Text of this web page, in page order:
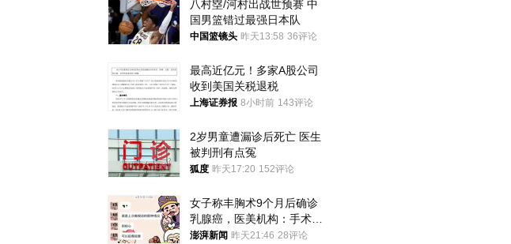
八村塁/河村出战世预赛 中
国男篮错过最强日本队
中国篮镜头 昨天13:58 36评论
最高近亿元！多家A股公司
收到美国关税退税
上海证券报 8小时前 143评论
2岁男童遭漏诊后死亡 医生
被判刑有点冤
狐度 昨天17:20 152评论
女子称丰胸术9个月后确诊
乳腺癌，医美机构：手术不
可能引发癌症，建议走司法
澎湃新闻 昨天21:46 28评论